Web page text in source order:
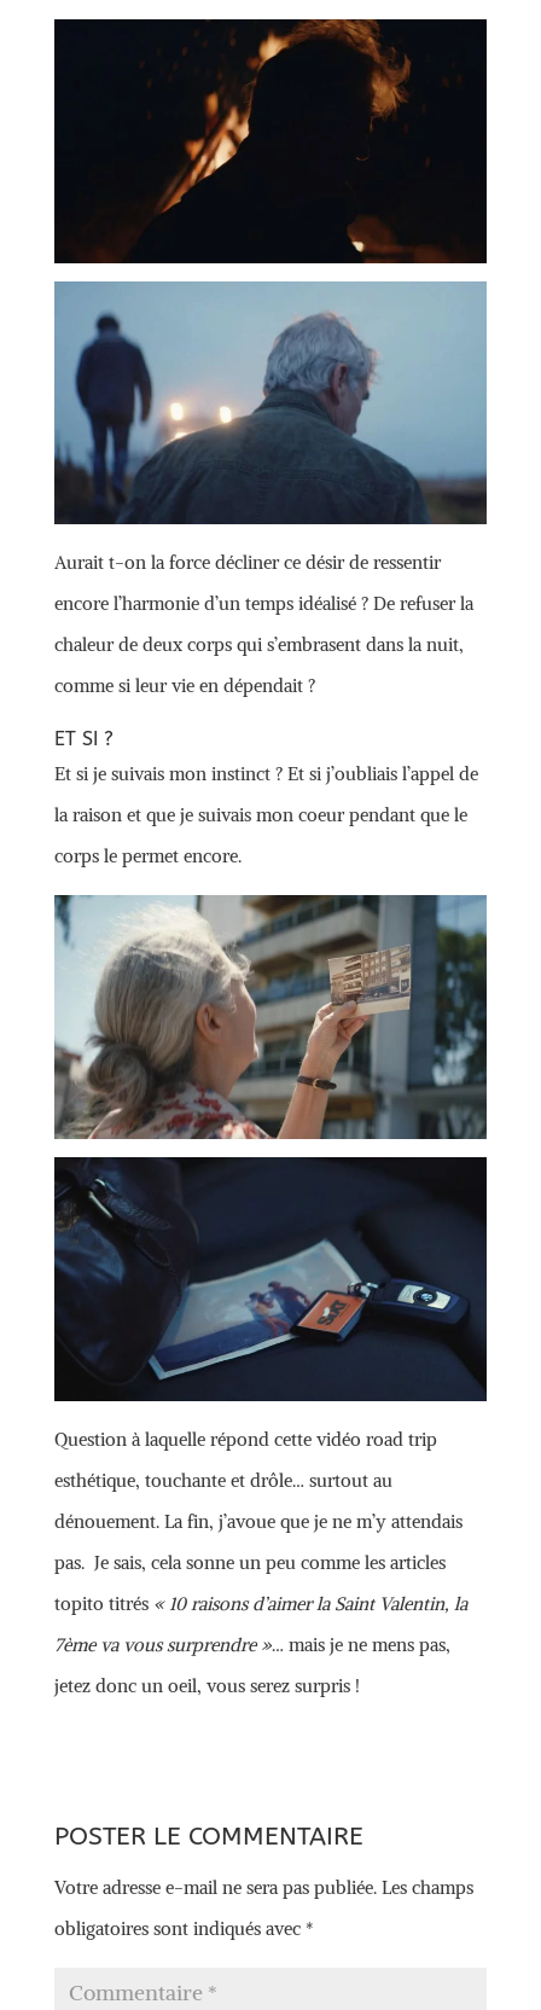
Aurait t-on la force décliner ce désir de ressentir
encore l’harmonie d’un temps idéalisé ? De refuser la
chaleur de deux corps qui s’embrasent dans la nuit,
comme si leur vie en dépendait ?
ET SI ?
Et si je suivais mon instinct ? Et si j’oubliais l’appel de
la raison et que je suivais mon coeur pendant que le
corps le permet encore.
Question à laquelle répond cette vidéo road trip
esthétique, touchante et drôle… surtout au
dénouement. La fin, j’avoue que je ne m’y attendais
pas. Je sais, cela sonne un peu comme les articles
topito titrés « 10 raisons d’aimer la Saint Valentin, la
7ème va vous surprendre »… mais je ne mens pas,
jetez donc un oeil, vous serez surpris !
POSTER LE COMMENTAIRE
Votre adresse e-mail ne sera pas publiée. Les champs
obligatoires sont indiqués avec *